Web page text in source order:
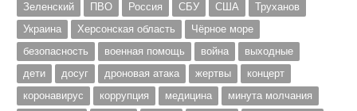
Зеленский
ПВО Россия СБУ США
Труханов
Украина
Херсонская область
Чёрное море
безопасность
военная помощь война
выходные
дети
досуг дроновая атака жертвы
концерт
коронавирус
коррупция медицина
минута молчания